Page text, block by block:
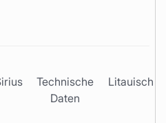
Technische
Daten
Litauisch